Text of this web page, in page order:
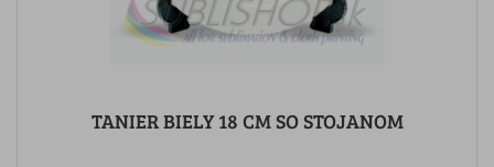
TANIER BIELY 18 CM SO STOJANOM